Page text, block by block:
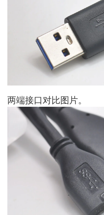
两端接口对比图片。